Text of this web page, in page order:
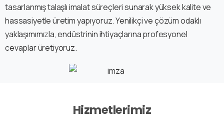
tasarlanmış talaşlı imalat süreçleri sunarak yüksek kalite ve
hassasiyetle üretim yapıyoruz. Yenilikçi ve çözüm odaklı
yaklaşımımızla, endüstrinin ihtiyaçlarına profesyonel
cevaplar üretiyoruz.
Hizmetlerimiz